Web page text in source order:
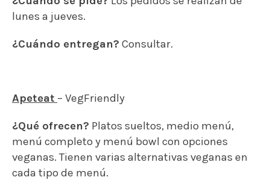
lunes a jueves.
¿Cuándo entregan? Consultar.
Apeteat – VegFriendly
¿Qué ofrecen? Platos sueltos, medio menú,
menú completo y menú bowl con opciones
veganas. Tienen varias alternativas veganas en
cada tipo de menú.